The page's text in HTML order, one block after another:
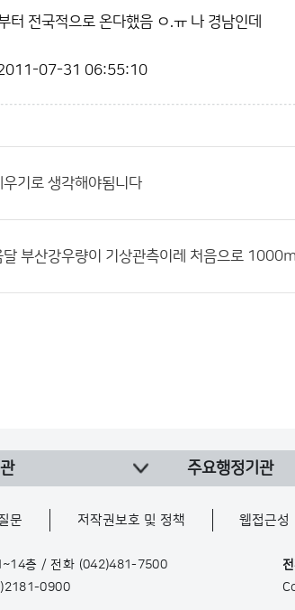
터 전국적으로 온다했음 ㅇ.ㅠ 나 경남인데
07-31 06:55:10
우기로 생각해야됨니다
달 부산강우량이 기상관측이레 처음으로
주요행정기관
문 저작권보호 및 정책 웹접근성
층 / 전화 (042)481-7500
0900